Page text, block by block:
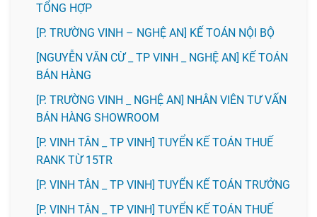
TỔNG HỢP
[P. TRƯỜNG VINH – NGHỆ AN] KẾ TOÁN NỘI BỘ
[NGUYỄN VĂN CỪ _ TP VINH _ NGHỆ AN] KẾ TOÁN
BÁN HÀNG
[P. TRƯỜNG VINH _ NGHỆ AN] NHÂN VIÊN TƯ VẤN
BÁN HÀNG SHOWROOM
[P. VINH TÂN _ TP VINH] TUYỂN KẾ TOÁN THUẾ
RANK TỪ 15TR
[P. VINH TÂN _ TP VINH] TUYỂN KẾ TOÁN TRƯỞNG
[P. VINH TÂN _ TP VINH] TUYỂN KẾ TOÁN THUẾ